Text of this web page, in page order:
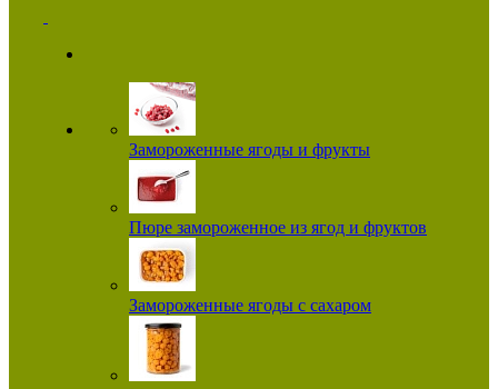
Замороженные ягоды и фрукты
Пюре замороженное из ягод и фруктов
Замороженные ягоды с сахаром